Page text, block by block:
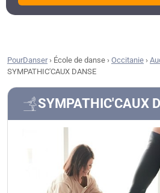
PourDanser› École de danse › Occitanie ›
SYMPATHIC'CAUX DANSE
SYMPATHIC'CAUX